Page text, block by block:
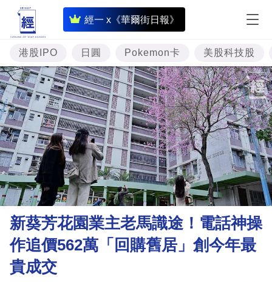
經一 x《華爾街日報》
即
時
財
經
專
題
投
資
樓
市
理
財
商
港股IPO 日圓 Pokemon卡 美股科技股
新葵芳花園業主老馬識途！電話神操
作追價562萬「回購舊居」創今年最
貴成交